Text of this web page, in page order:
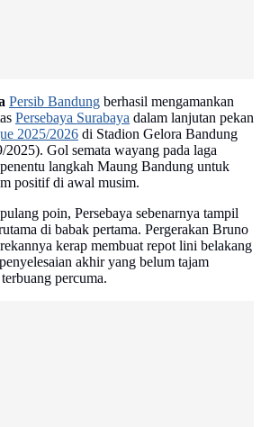
Persib Bandung berhasil mengamankan
Persebaya Surabaya dalam lanjutan pekan
2025/2026 di Stadion Gelora Bandung
Gol semata wayang pada laga
langkah Maung Bandung untuk
positif di awal musim.
poin, Persebaya sebenarnya tampil
di babak pertama. Pergerakan Bruno
kerap membuat repot lini belakang
akhir yang belum tajam
percuma.